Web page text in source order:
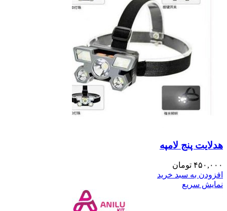
هدلایت پنج لامپه
۴۵۰,۰۰۰ تومان
افزودن به سبد خرید
نمایش سریع